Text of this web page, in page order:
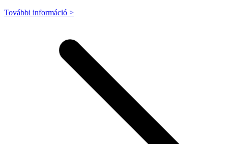
További információ >